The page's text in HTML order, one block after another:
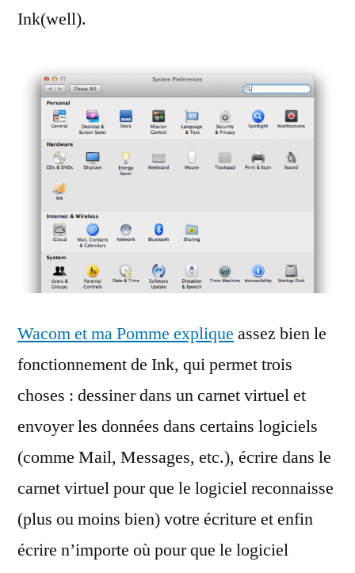
Ink(well).
Wacom et ma Pomme explique assez bien le
fonctionnement de Ink, qui permet trois
choses : dessiner dans un carnet virtuel et
envoyer les données dans certains logiciels
(comme Mail, Messages, etc.), écrire dans le
carnet virtuel pour que le logiciel reconnaisse
(plus ou moins bien) votre écriture et enfin
écrire n’importe où pour que le logiciel